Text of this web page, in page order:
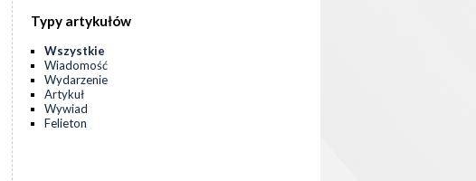
Typy artykułów
Wszystkie
Wiadomość
Wydarzenie
Artykuł
Wywiad
Felieton